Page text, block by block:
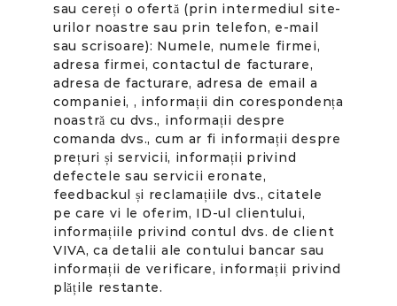
sau cereți o ofertă (prin intermediul site-
urilor noastre sau prin telefon, e-mail
sau scrisoare): Numele, numele firmei,
adresa firmei, contactul de facturare,
adresa de facturare, adresa de email a
companiei, , informații din corespondența
noastră cu dvs., informații despre
comanda dvs., cum ar fi informații despre
prețuri și servicii, informații privind
defectele sau servicii eronate,
feedbackul și reclamațiile dvs., citatele
pe care vi le oferim, ID-ul clientului,
informațiile privind contul dvs. de client
VIVA, ca detalii ale contului bancar sau
informații de verificare, informații privind
plățile restante.